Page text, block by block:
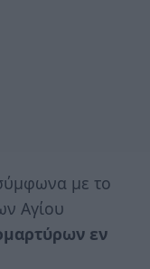
με το
Αγίου
εν